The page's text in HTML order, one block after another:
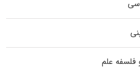
فلسفه علم